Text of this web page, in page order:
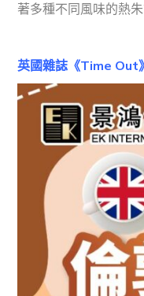
著多種不同風味的熱
英國雜誌《Time Out